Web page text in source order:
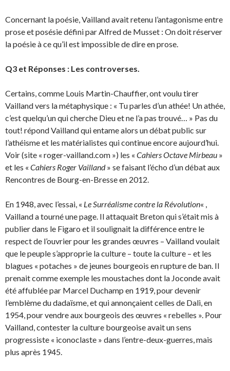
Concernant la poésie, Vailland avait retenu l’antagonisme entre
prose et posésie défini par Alfred de Musset : On doit réserver
la poésie à ce qu’il est impossible de dire en prose.
Q3 et Réponses : Les controverses.
Certains, comme Louis Martin-Chauffier, ont voulu tirer
Vailland vers la métaphysique : « Tu parles d’un athée! Un athée,
c’est quelqu’un qui cherche Dieu et ne l’a pas trouvé… » Pas du
tout! répond Vailland qui entame alors un débat public sur
l’athéisme et les matérialistes qui continue encore aujourd’hui.
Voir (site « roger-vailland.com ») les « Cahiers Octave Mirbeau »
et les « Cahiers Roger Vailland» se faisant l’écho d’un débat aux
Rencontres de Bourg-en-Bresse en 2012.
En 1948, avec l’essai, « Le Surréalisme contre la Révolution« ,
Vailland a tourné une page. Il attaquait Breton qui s’était mis à
publier dans le Figaro et il soulignait la différence entre le
respect de l’ouvrier pour les grandes œuvres – Vailland voulait
que le peuple s’approprie la culture – toute la culture – et les
blagues « potaches » de jeunes bourgeois en rupture de ban. Il
prenait comme exemple les moustaches dont la Joconde avait
été affublée par Marcel Duchamp en 1919, pour devenir
l’emblème du dadaïsme, et qui annonçaient celles de Dali, en
1954, pour vendre aux bourgeois des œuvres « rebelles ». Pour
Vailland, contester la culture bourgeoise avait un sens
progressiste « iconoclaste » dans l’entre-deux-guerres, mais
plus après 1945.